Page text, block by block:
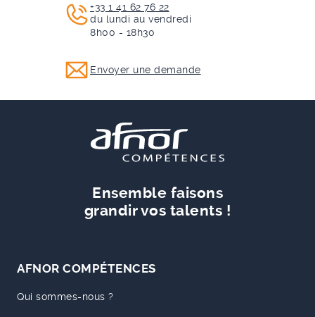
+33 1 41 62 76 22
du lundi au vendredi
8h00 - 18h30
Envoyer une demande
Ensemble faisons
grandir vos talents !
AFNOR COMPÉTENCES
Qui sommes-nous ?